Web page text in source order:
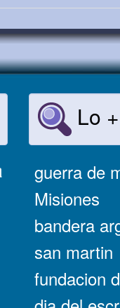
Lo
guerra de
Misiones
bandera
san martin
fundacion